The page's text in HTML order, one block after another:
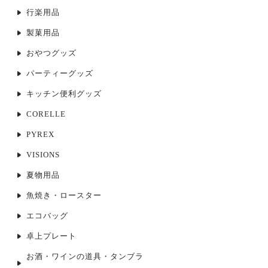
行楽用品
製菓用品
おやつグッズ
パーティーグッズ
キッチン便利グッズ
CORELLE
PYREX
VISIONS
夏物用品
魚焼き・ロースター
エコバッグ
卓上プレート
お酒・ワインの道具・タンブラ